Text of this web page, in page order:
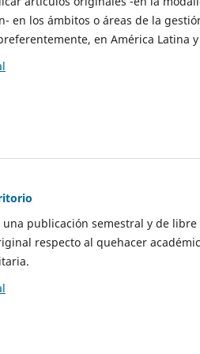
en los ámbitos o áreas de la
en América Latina
publicación semestral y de
respecto al quehacer